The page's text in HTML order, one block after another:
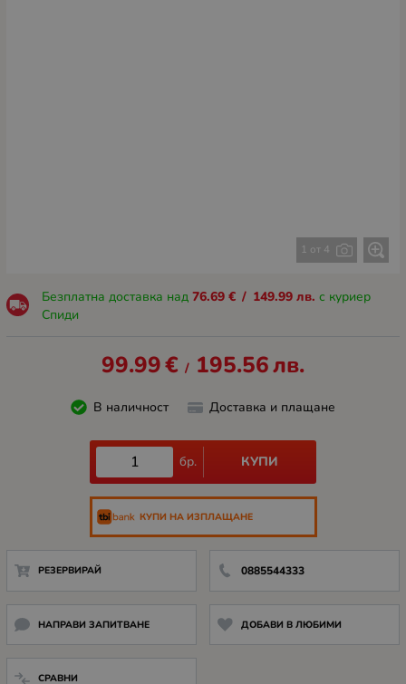
1 от 4
Безплатна доставка над 76.69 € / 149.99 лв. с куриер
Спиди
99.99€ / 195.56лв.
В наличност Доставка и плащане
бр. КУПИ
КУПИ НА ИЗПЛАЩАНЕ
РЕЗЕРВИРАЙ 0885544333
НАПРАВИ ЗАПИТВАНЕ ДОБАВИ В ЛЮБИМИ
СРАВНИ